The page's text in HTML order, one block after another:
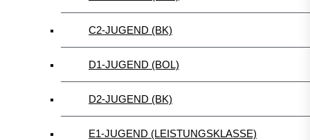
C2-JUGEND (BK)
D1-JUGEND (BOL)
D2-JUGEND (BK)
E1-JUGEND (LEISTUNGSKLASSE)